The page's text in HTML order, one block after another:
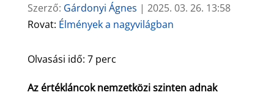
Szerző: Gárdonyi Ágnes | 2025. 03. 26. 13:58
Rovat: Élmények a nagyvilágban
Olvasási idő: 7 perc
Az értékláncok nemzetközi szinten adnak